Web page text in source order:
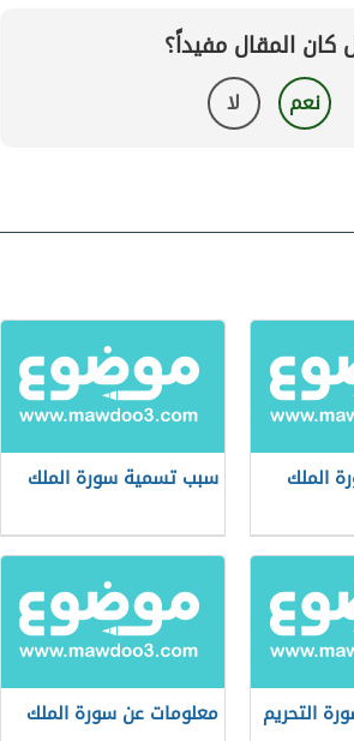
كان المقال مفيداً؟
نعم لا
الملك سبب تسمية سورة الملك
التحريم معلومات عن سورة الملك